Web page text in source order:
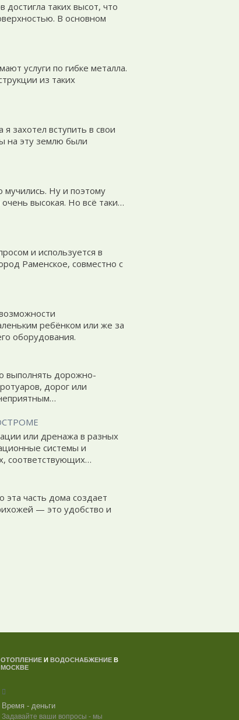
таких высот, что
В основном
услуги по гибке металла.
из таких
захотел вступить в свои
на эту землю были
мучились. Ну и поэтому
высокая. Но всё таки…
и используется в
Раменское, совместно с
ребёнком или же за
оборудования.
выполнять дорожно-
дорог или
или дренажа в разных
системы и
соответствующих…
часть дома создает
— это удобство и
ОТОПЛЕНИЕ ИВОДОСНАБЖЕНИЕ В
МОСКВЕ
Время - деньги
Задавайте ваши вопросы - мы